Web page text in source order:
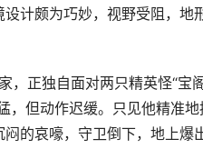
计颇为巧妙，视野受阻，地
，正独自面对两只精英怪“宝
，但动作迟缓。只见他精准地
的哀嚎，守卫倒下，地上爆